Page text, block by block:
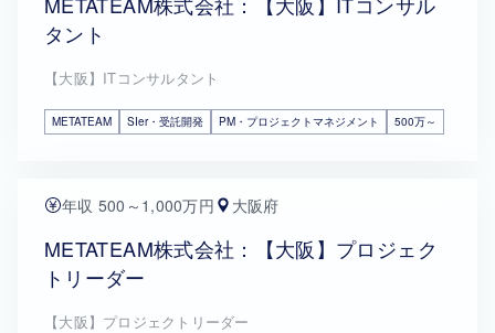
タント
【大阪】ITコンサルタント
METATEAM SIer・受託開発 PM・プロジェクトマネジメント 500万～
年収 500～1,000万円 大阪府
METATEAM株式会社：【大阪】プロジェク
トリーダー
【大阪】プロジェクトリーダー